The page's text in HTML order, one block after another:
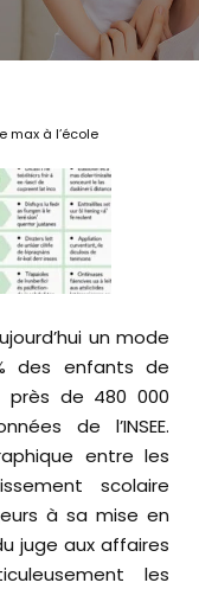
max à l’école
des enfants de
près de 480 000
de l’INSEE.
entre les
scolaire
à sa mise en
juge aux affaires
les